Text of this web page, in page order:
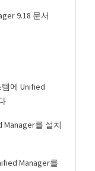
9.18 문서
에 Unified
Manager를 설치
Manager를